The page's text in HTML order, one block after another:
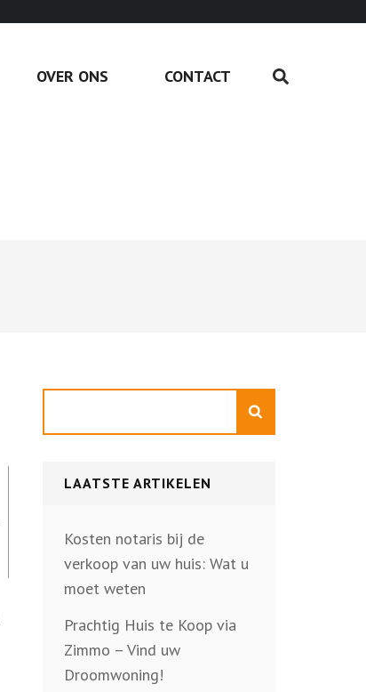
OVER ONS CONTACT
LAATSTE ARTIKELEN
Kosten notaris bij de
verkoop van uw huis: Wat u
moet weten
Prachtig Huis te Koop via
Zimmo – Vind uw
Droomwoning!